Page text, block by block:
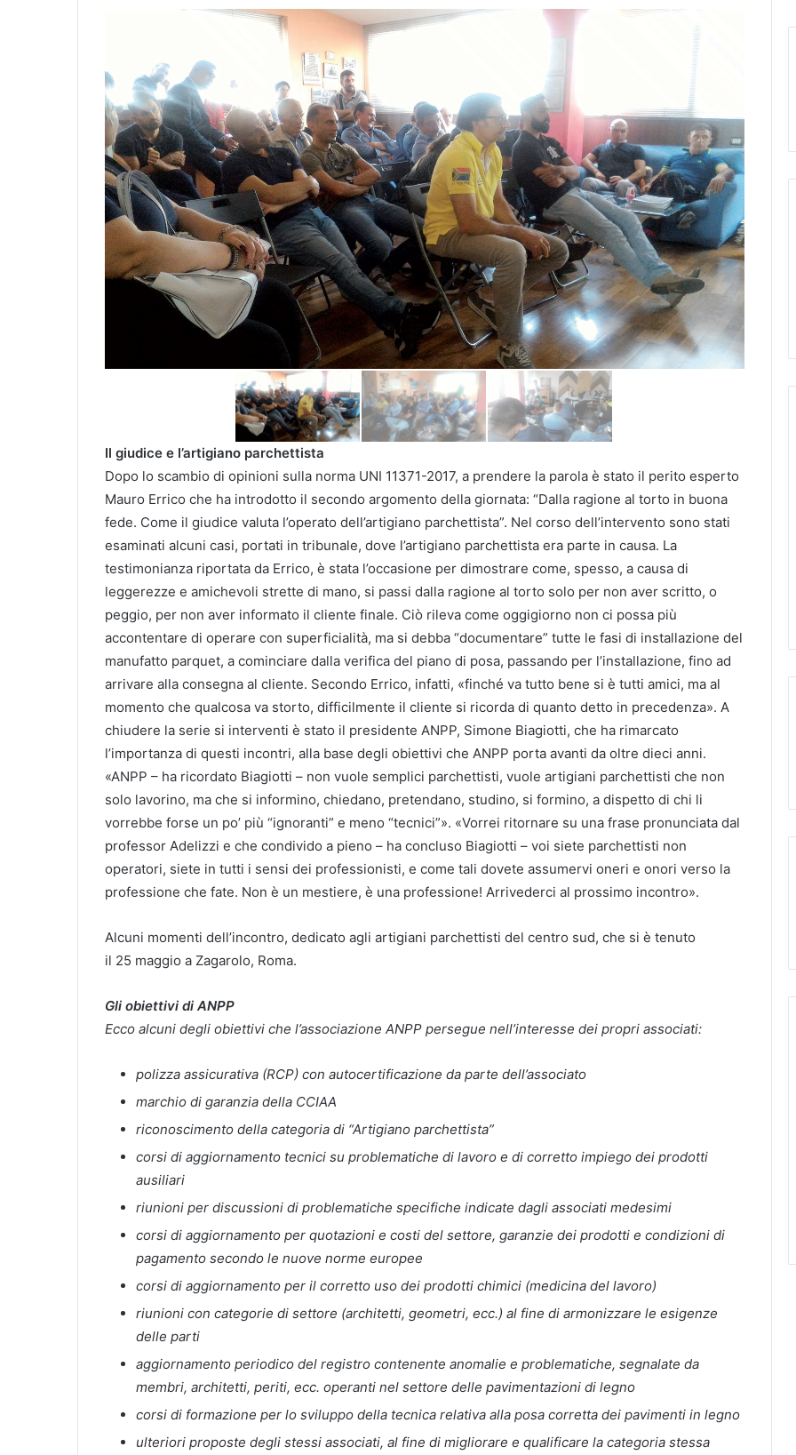
Il giudice e l’artigiano parchettista
Dopo lo scambio di opinioni sulla norma UNI 11371-2017, a prendere la parola è stato il perito esperto
Mauro Errico che ha introdotto il secondo argomento della giornata: “Dalla ragione al torto in buona
fede. Come il giudice valuta l’operato dell’artigiano parchettista”. Nel corso dell’intervento sono stati
esaminati alcuni casi, portati in tribunale, dove l’artigiano parchettista era parte in causa. La
testimonianza riportata da Errico, è stata l’occasione per dimostrare come, spesso, a causa di
leggerezze e amichevoli strette di mano, si passi dalla ragione al torto solo per non aver scritto, o
peggio, per non aver informato il cliente finale. Ciò rileva come oggigiorno non ci possa più
accontentare di operare con superficialità, ma si debba “documentare” tutte le fasi di installazione del
manufatto parquet, a cominciare dalla verifica del piano di posa, passando per l’installazione, fino ad
arrivare alla consegna al cliente. Secondo Errico, infatti, «finché va tutto bene si è tutti amici, ma al
momento che qualcosa va storto, difficilmente il cliente si ricorda di quanto detto in precedenza». A
chiudere la serie si interventi è stato il presidente ANPP, Simone Biagiotti, che ha rimarcato
l’importanza di questi incontri, alla base degli obiettivi che ANPP porta avanti da oltre dieci anni.
«ANPP – ha ricordato Biagiotti – non vuole semplici parchettisti, vuole artigiani parchettisti che non
solo lavorino, ma che si informino, chiedano, pretendano, studino, si formino, a dispetto di chi li
vorrebbe forse un po’ più “ignoranti” e meno “tecnici”». «Vorrei ritornare su una frase pronunciata dal
professor Adelizzi e che condivido a pieno – ha concluso Biagiotti – voi siete parchettisti non
operatori, siete in tutti i sensi dei professionisti, e come tali dovete assumervi oneri e onori verso la
professione che fate. Non è un mestiere, è una professione! Arrivederci al prossimo incontro».
Alcuni momenti dell’incontro, dedicato agli artigiani parchettisti del centro sud, che si è tenuto
il 25 maggio a Zagarolo, Roma.
Gli obiettivi di ANPP
Ecco alcuni degli obiettivi che l’associazione ANPP persegue nell’interesse dei propri associati:
polizza assicurativa (RCP) con autocertificazione da parte dell’associato
marchio di garanzia della CCIAA
riconoscimento della categoria di “Artigiano parchettista”
corsi di aggiornamento tecnici su problematiche di lavoro e di corretto impiego dei prodotti
ausiliari
riunioni per discussioni di problematiche specifiche indicate dagli associati medesimi
corsi di aggiornamento per quotazioni e costi del settore, garanzie dei prodotti e condizioni di
pagamento secondo le nuove norme europee
corsi di aggiornamento per il corretto uso dei prodotti chimici (medicina del lavoro)
riunioni con categorie di settore (architetti, geometri, ecc.) al fine di armonizzare le esigenze
delle parti
aggiornamento periodico del registro contenente anomalie e problematiche, segnalate da
membri, architetti, periti, ecc. operanti nel settore delle pavimentazioni di legno
corsi di formazione per lo sviluppo della tecnica relativa alla posa corretta dei pavimenti in legno
ulteriori proposte degli stessi associati, al fine di migliorare e qualificare la categoria stessa